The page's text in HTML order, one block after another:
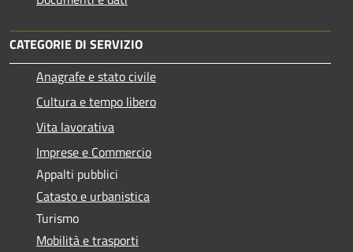
CATEGORIE DI SERVIZIO
Anagrafe e stato civile
Cultura e tempo libero
Vita lavorativa
Imprese e Commercio
Appalti pubblici
Catasto e urbanistica
Turismo
Mobilità e trasporti